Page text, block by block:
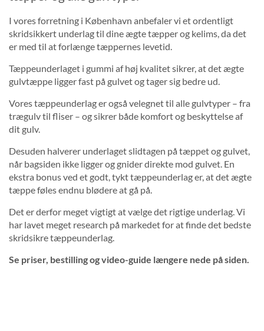
I vores forretning i København anbefaler vi et ordentligt
skridsikkert underlag til dine ægte tæpper og kelims, da det
er med til at forlænge tæppernes levetid.
Tæppeunderlaget i gummi af høj kvalitet sikrer, at det ægte
gulvtæppe ligger fast på gulvet og tager sig bedre ud.
Vores tæppeunderlag er også velegnet til alle gulvtyper – fra
trægulv til fliser – og sikrer både komfort og beskyttelse af
dit gulv.
Desuden halverer underlaget slidtagen på tæppet og gulvet,
når bagsiden ikke ligger og gnider direkte mod gulvet. En
ekstra bonus ved et godt, tykt tæppeunderlag er, at det ægte
tæppe føles endnu blødere at gå på.
Det er derfor meget vigtigt at vælge det rigtige underlag. Vi
har lavet meget research på markedet for at finde det bedste
skridsikre tæppeunderlag.
Se priser, bestilling og video-guide længere nede på siden.